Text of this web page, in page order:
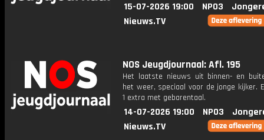
15-07-2026 19:00 NPO3
Nieuws.TV
NOS Jeugdjournaal: Afl. 195
Het laatste nieuws uit binnen- en
het weer, speciaal voor de jonge kijker.
1 extra met gebarentaal.
14-07-2026 19:00 NPO3
Nieuws.TV